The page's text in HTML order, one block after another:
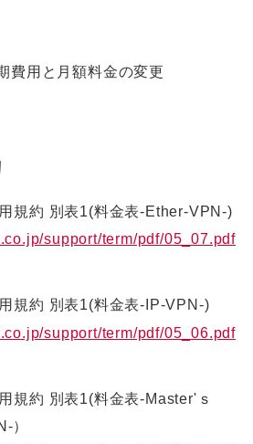
費用と月額料金の変更
規約 別表1(料金表-Ether-VPN-)
support/term/pdf/05_07.pdf
規約 別表1(料金表-IP-VPN-)
support/term/pdf/05_06.pdf
規約 別表1(料金表-Master'ｓ
）